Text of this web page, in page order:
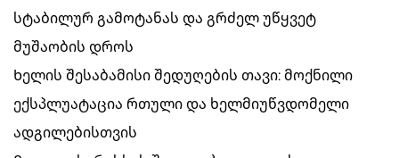
სტაბილურ გამოტანას და გრძელ უწყვეტ
მუშაობის დროს
Ხელის შესაბამისი შედუღების თავი: მოქნილი
ექსპლუატაცია რთული და ხელმიუწვდომელი
ადგილებისთვის